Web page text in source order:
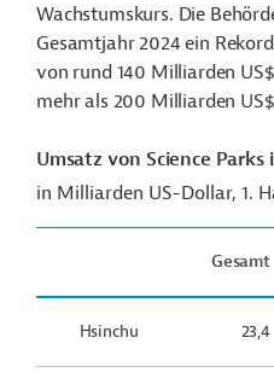
Wachstumskurs. Die
Gesamtjahr 2024 ein
von rund 140 Milliarden
mehr als 200 Milliarden
Umsatz von Science Parks
in Milliarden US-Dollar, 1.
Gesamt
Hsinchu 23,4